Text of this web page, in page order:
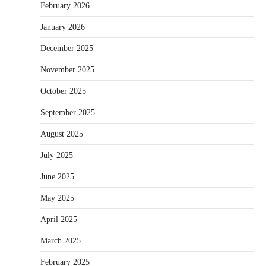
February 2026
January 2026
December 2025
November 2025
October 2025
September 2025
August 2025
July 2025
June 2025
May 2025
April 2025
March 2025
February 2025